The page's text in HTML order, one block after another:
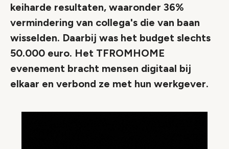
keiharde resultaten, waaronder 36%
vermindering van collega's die van baan
wisselden. Daarbij was het budget slechts
50.000 euro. Het TFROMHOME
evenement bracht mensen digitaal bij
elkaar en verbond ze met hun werkgever.